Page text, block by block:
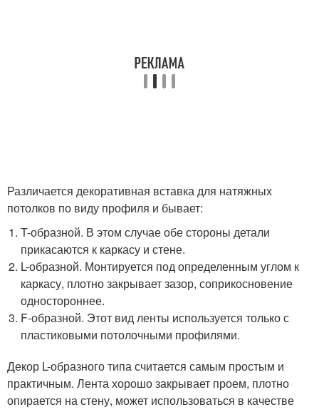
Различается декоративная вставка для натяжных
потолков по виду профиля и бывает:
T-образной. В этом случае обе стороны детали
прикасаются к каркасу и стене.
L-образной. Монтируется под определенным углом к
каркасу, плотно закрывает зазор, соприкосновение
одностороннее.
F-образной. Этот вид ленты используется только с
пластиковыми потолочными профилями.
Декор L-образного типа считается самым простым и
практичным. Лента хорошо закрывает проем, плотно
опирается на стену, может использоваться в качестве